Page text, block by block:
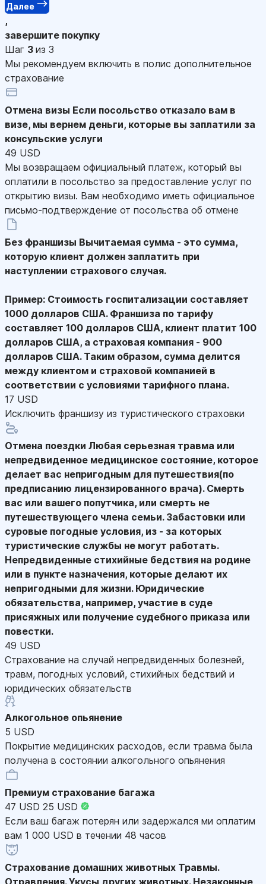
Далее
,
завершите покупку
Шаг 3 из 3
Мы рекомендуем включить в полис дополнительное
страхование
Отмена визы Если посольство отказало вам в
визе, мы вернем деньги, которые вы заплатили за
консульские услуги
49 USD
Мы возвращаем официальный платеж, который вы
оплатили в посольство за предоставление услуг по
открытию визы. Вам необходимо иметь официальное
письмо-подтверждение от посольства об отмене
Без франшизы Вычитаемая сумма - это сумма,
которую клиент должен заплатить при
наступлении страхового случая.
Пример: Стоимость госпитализации составляет
1000 долларов США. Франшиза по тарифу
составляет 100 долларов США, клиент платит 100
долларов США, а страховая компания - 900
долларов США. Таким образом, сумма делится
между клиентом и страховой компанией в
соответствии с условиями тарифного плана.
17 USD
Исключить франшизу из туристического страховки
Отмена поездки Любая серьезная травма или
непредвиденное медицинское состояние, которое
делает вас непригодным для путешествия(по
предписанию лицензированного врача). Смерть
вас или вашего попутчика, или смерть не
путешествующего члена семьи. Забастовки или
суровые погодные условия, из - за которых
туристические службы не могут работать.
Непредвиденные стихийные бедствия на родине
или в пункте назначения, которые делают их
непригодными для жизни. Юридические
обязательства, например, участие в суде
присяжных или получение судебного приказа или
повестки.
49 USD
Страхование на случай непредвиденных болезней,
травм, погодных условий, стихийных бедствий и
юридических обязательств
Алкогольное опьянение
5 USD
Покрытие медицинских расходов, если травма была
получена в состоянии алкогольного опьянения
Премиум страхование багажа
47 USD 25 USD
Если ваш багаж потерян или задержался ми оплатим
вам 1 000 USD в течении 48 часов
Страхование домашних животных Травмы.
Отравления. Укусы других животных. Незаконные